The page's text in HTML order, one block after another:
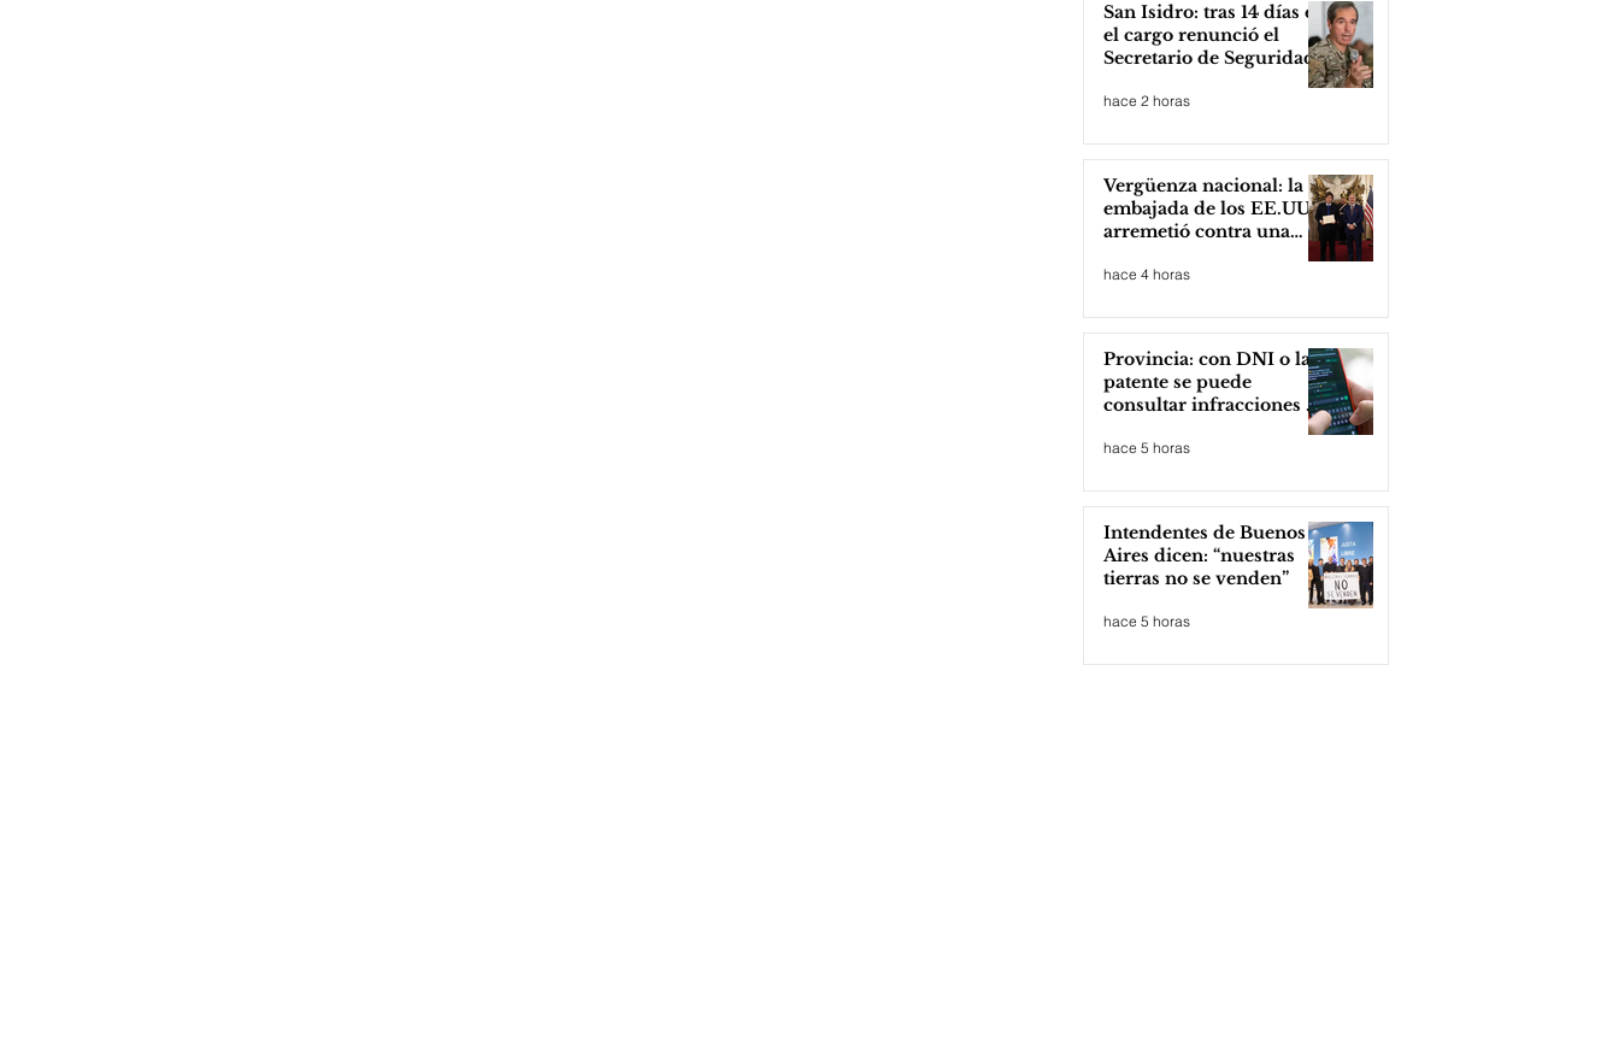
San Isidro: tras 14 días en
el cargo renunció el
Secretario de Seguridad
hace 2 horas
Vergüenza nacional: la
embajada de los EE.UU
arremetió contra una
hace 4 horas
Provincia: con DNI o la
patente se puede
consultar infracciones en
hace 5 horas
Intendentes de Buenos
Aires dicen: “nuestras
tierras no se venden”
hace 5 horas